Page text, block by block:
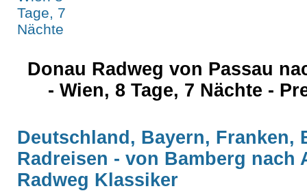
Donau Radweg von Passau
- Wien, 8 Tage, 7 Nächte -
Deutschland, Bayern, Franken,
Radreisen - von Bamberg nach
Radweg Klassiker